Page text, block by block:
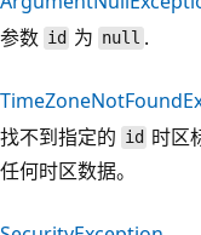
参数 id 为 null .
找不到指定的 id 时区
任何时区数据。